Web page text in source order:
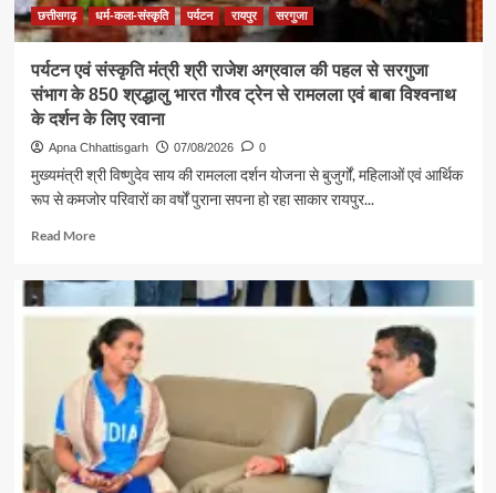
अग्रवाल
छत्तीसगढ़ धर्म-कला-संस्कृति पर्यटन रायपुर सरगुजा
पर्यटन एवं संस्कृति मंत्री श्री राजेश अग्रवाल की पहल से सरगुजा
संभाग के 850 श्रद्धालु भारत गौरव ट्रेन से रामलला एवं बाबा विश्वनाथ
के दर्शन के लिए रवाना
Apna Chhattisgarh 07/08/2026 0
मुख्यमंत्री श्री विष्णुदेव साय की रामलला दर्शन योजना से बुजुर्गों, महिलाओं एवं आर्थिक
रूप से कमजोर परिवारों का वर्षों पुराना सपना हो रहा साकार रायपुर...
Read MoreRead
पर्यटन
एवं
संस्कृति
मंत्री
श्री
राजेश
अग्रवाल
की
पहल
से